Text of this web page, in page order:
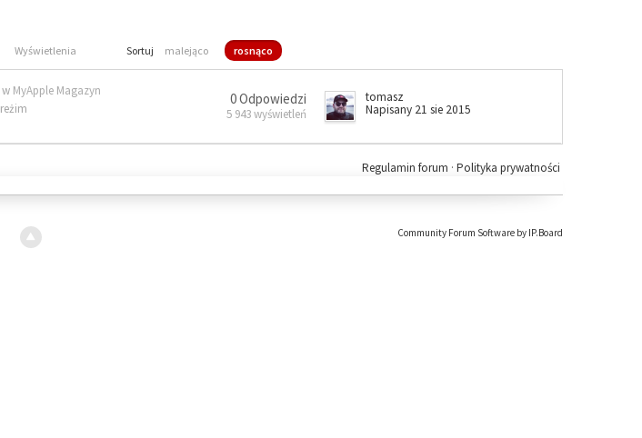
Wyświetlenia Sortuj malejąco rosnąco
w MyApple Magazyn
reżim
0 Odpowiedzi
5 943 wyświetleń
tomasz
Napisany 21 sie 2015
Polityka prywatności
Regulamin forum ·
Community Forum Software by IP.Board